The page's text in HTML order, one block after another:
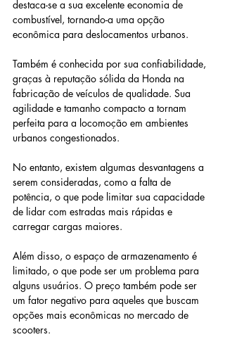
destaca-se a sua excelente economia de
combustível, tornando-a uma opção
econômica para deslocamentos urbanos.
Também é conhecida por sua confiabilidade,
graças à reputação sólida da Honda na
fabricação de veículos de qualidade. Sua
agilidade e tamanho compacto a tornam
perfeita para a locomoção em ambientes
urbanos congestionados.
No entanto, existem algumas desvantagens a
serem consideradas, como a falta de
potência, o que pode limitar sua capacidade
de lidar com estradas mais rápidas e
carregar cargas maiores.
Além disso, o espaço de armazenamento é
limitado, o que pode ser um problema para
alguns usuários. O preço também pode ser
um fator negativo para aqueles que buscam
opções mais econômicas no mercado de
scooters.